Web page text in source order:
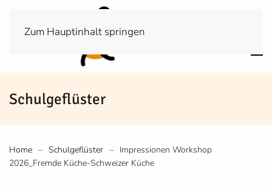
Zum Hauptinhalt springen
Schulgeflüster
Home Schulgeflüster
Impressionen Workshop
2026_Fremde Küche-Schweizer Küche